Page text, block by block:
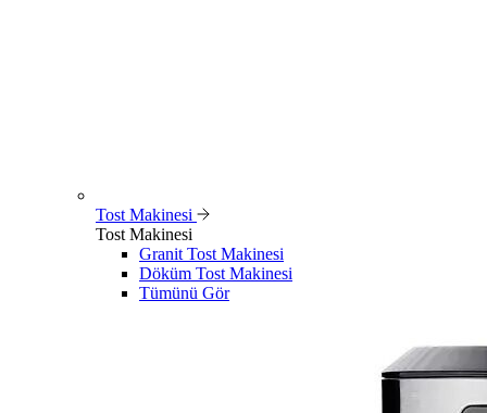
Tost Makinesi
Tost Makinesi
Granit Tost Makinesi
Döküm Tost Makinesi
Tümünü Gör